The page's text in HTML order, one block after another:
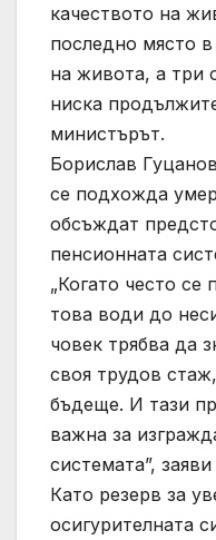
качеството на
последно място
на живота, а три
ниска
министърът.
Борислав
се подхожда
обсъждат
пенсионната
„Когато често се
това води до
човек трябва да
своя трудов
бъдеще. И тази
важна за
системата”,
Като резерв за
осигурителната